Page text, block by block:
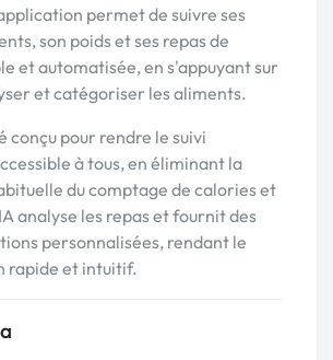
permet de suivre ses
son poids et ses repas de
et automatisée, en s'appuyant sur
et catégoriser les aliments.
conçu pour rendre le suivi
à tous, en éliminant la
du comptage de calories et
analyse les repas et fournit des
personnalisées, rendant le
rapide et intuitif.